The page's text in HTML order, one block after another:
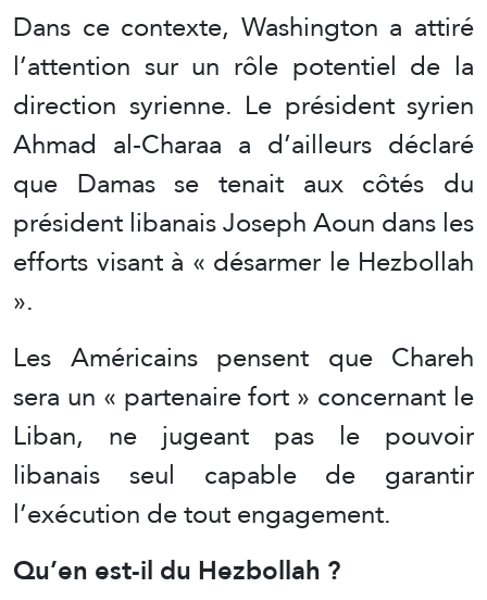
Dans ce contexte, Washington a attiré
l’attention sur un rôle potentiel de la
direction syrienne. Le président syrien
Ahmad al-Charaa a d’ailleurs déclaré
que Damas se tenait aux côtés du
président libanais Joseph Aoun dans les
efforts visant à « désarmer le Hezbollah
».
Les Américains pensent que Chareh
sera un « partenaire fort » concernant le
Liban, ne jugeant pas le pouvoir
libanais seul capable de garantir
l’exécution de tout engagement.
Qu’en est-il du Hezbollah ?